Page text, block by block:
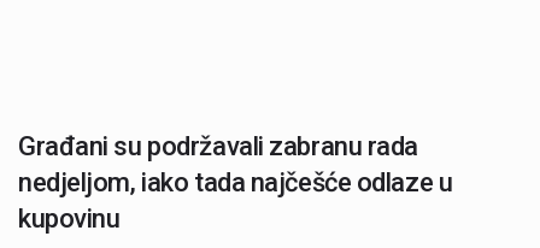
Građani su podržavali zabranu rada
nedjeljom, iako tada najčešće odlaze u
kupovinu